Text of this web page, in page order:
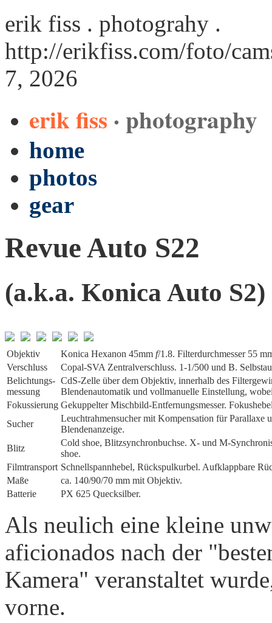
erik fiss . photograhy .
http://erikfiss.com/foto/
7, 2026
erik fiss · photography
home
photos
gear
Revue Auto S22
(a.k.a. Konica Auto S2)
Objektiv Konica Hexanon 45mm f/1.8. Filterdurchmesser 55
Verschluss
Copal-SVA Zentralverschluss. 1-1/500 und B.
Belichtungs­
messung
CdS-Zelle über dem Objektiv, innerhalb des
Blendenautomatik und vollmanuelle Einstellung,
Fokussierung Gekuppelter Mischbild-Entfernungsmesser.
Sucher
Leuchtrahmensucher mit Kompensation für
Blendenanzeige.
Blitz
Cold shoe, Blitzsynchronbuchse. X- und M-
shoe.
Film­transport Schnellspannhebel, Rückspulkurbel. Aufklappbare
Maße
ca. 140/90/70 mm mit Objektiv.
Batterie
PX 625 Quecksilber.
Als neulich eine kleine
aficionados nach der
Kamera" veranstaltet
vorne.